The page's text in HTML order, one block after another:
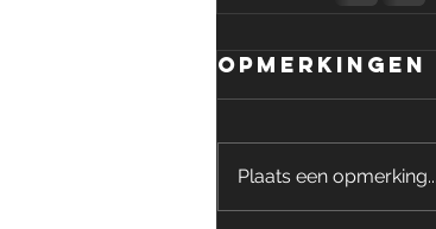
Opmerkingen
Plaats een opmerking...